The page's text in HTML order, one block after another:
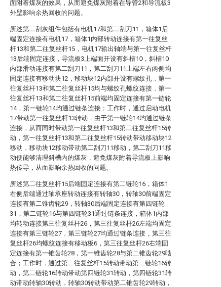
面附着煤灰的效果，从而避免煤灰附着在导管2和导流板3
外壁影响余热回收的问题。
所述第二刮灰组件包括有电机17和第二刮刀11，箱体1后
端固定连接有电机17，箱体1内部转动连接有第一往复丝
杆13和第二往复丝杆15，电机17输出轴端与第一往复丝杆
13后端固定连接，导流板3上端面开设有斜槽10，斜槽10
内部滑动连接有第二刮刀11，第二刮刀11上端左右两侧均
固定连接有移动块12，移动块12内部开设有螺纹孔，第一
往复丝杆13和第二往复丝杆15均与螺纹孔螺纹连接，第一
往复丝杆13和第二往复丝杆15前端均固定连接有第一链轮
14，第一链轮14均通过链条连接；工作时，通过启动电机
17带动第一往复丝杆13转动，由于第一链轮14均通过链条
连接，从而同时带动第一往复丝杆13和第二往复丝杆15转
动，第一往复丝杆13和第二往复丝杆15转动带动移动块12
移动，移动块12移动带动第二刮刀11移动，第二刮刀11移
动便能够清理斜槽内的煤灰，避免煤灰附着导流板上影响
热传导，从而影响余热回收的问题。
所述第二往复丝杆15后端固定连接有第二链轮16，箱体1
右侧后端通过轴承座转动连接有转轴30，转轴30前端固定
连接有第二锥齿轮29，转轴30后端固定连接有第四链轮
31，第二链轮16与第四链轮31通过链条连接，箱体1内部
均转动连接第三往复丝杆26，第三往复丝杆26左端均固定
连接有第三链轮27，第三链轮27均通过链条连接，第三往
复丝杆26均螺纹连接有移动板6，第三往复丝杆26右端固
定连接有第一锥齿轮28，第一锥齿轮28与第二锥齿轮29啮
合；工作时，通过第二往复丝杆15转动带动第二链轮16转
动，第二链轮16转动带动第四链轮31转动，第四链轮31转
动带动转轴30转动，转轴30转动带动第二锥齿轮29转动，